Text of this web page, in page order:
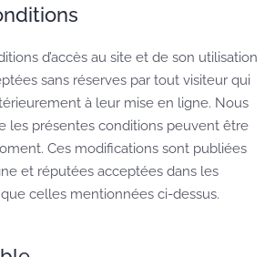
d’accès au site et de son utilisation
sans réserves par tout visiteur qui
à leur mise en ligne. Nous
les présentes conditions peuvent être
Ces modifications sont publiées
et réputées acceptées dans les
celles mentionnées ci-dessus.